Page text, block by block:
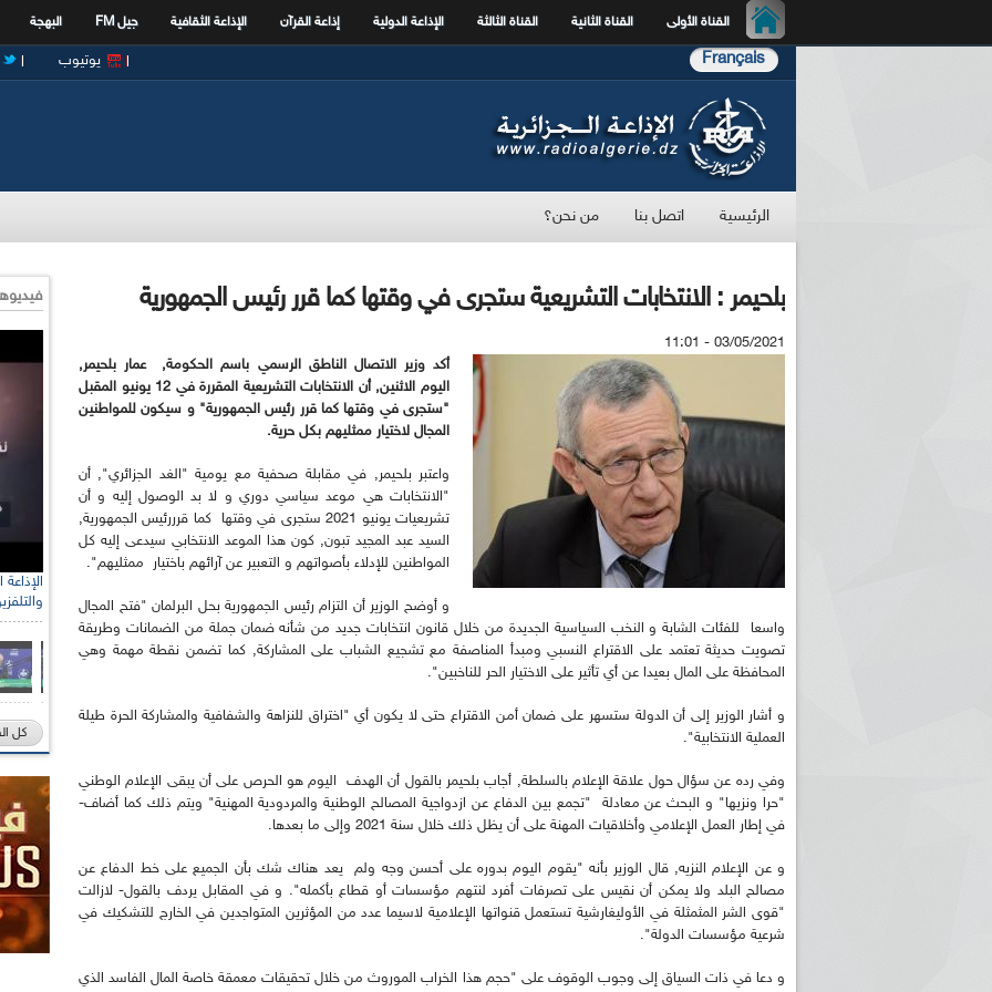
القناة الأولى القناة الثانية القناة الثالثة الإذاعة الدولية إذاعة القرآن الإذاعة الثقافية جيل FM البهجة
Français يوتيوب
الرئيسية اتصل بنا من نحن؟
بلحيمر : الانتخابات التشريعية ستجرى في وقتها كما قرر رئيس الجمهورية
03/05/2021 - 11:01
أكد وزير الاتصال الناطق الرسمي باسم الحكومة, عمار بلحيمر,
اليوم الاثنين, أن الانتخابات التشريعية المقررة في 12 يونيو المقبل
"ستجرى في وقتها كما قرر رئيس الجمهورية" و سيكون للمواطنين
المجال لاختيار ممثليهم بكل حرية.
واعتبر بلحيمر, في مقابلة صحفية مع يومية "الغد الجزائري", أن
"الانتخابات هي موعد سياسي دوري و لا بد الوصول إليه و أن
تشريعيات يونيو 2021 ستجرى في وقتها كما قرررئيس الجمهورية,
السيد عبد المجيد تبون, كون هذا الموعد الانتخابي سيدعى إليه كل
المواطنين للإدلاء بأصواتهم و التعبير عن آرائهم باختيار ممثليهم".
و أوضح الوزير أن التزام رئيس الجمهورية بحل البرلمان "فتح المجال
واسعا للفئات الشابة و النخب السياسية الجديدة من خلال قانون انتخابات جديد من شأنه ضمان جملة من الضمانات وطريقة
تصويت حديثة تعتمد على الاقتراع النسبي ومبدأ المناصفة مع تشجيع الشباب على المشاركة, كما تضمن نقطة مهمة وهي
المحافظة على المال بعيدا عن أي تأثير على الاختيار الحر للناخبين".
و أشار الوزير إلى أن الدولة ستسهر على ضمان أمن الاقتراع حتى لا يكون أي "اختراق للنزاهة والشفافية والمشاركة الحرة طيلة
العملية الانتخابية".
وفي رده عن سؤال حول علاقة الإعلام بالسلطة, أجاب بلحيمر بالقول أن الهدف اليوم هو الحرص على أن يبقى الإعلام الوطني
"حرا ونزيها" و البحث عن معادلة "تجمع بين الدفاع عن ازدواجية المصالح الوطنية والمردودية المهنية" ويتم ذلك كما أضاف-
في إطار العمل الإعلامي وأخلاقيات المهنة على أن يظل ذلك خلال سنة 2021 وإلى ما بعدها.
و عن الإعلام النزيه, قال الوزير بأنه "يقوم اليوم بدوره على أحسن وجه ولم يعد هناك شك بأن الجميع على خط الدفاع عن
مصالح البلد ولا يمكن أن نقيس على تصرفات أفرد لنتهم مؤسسات أو قطاع بأكمله". و في المقابل يردف بالقول- لازالت
"قوى الشر المثمثلة في الأوليغارشية تستعمل قنواتها الإعلامية لاسيما عدد من المؤثرين المتواجدين في الخارج للتشكيك في
شرعية مؤسسات الدولة".
و دعا في ذات السياق إلى وجوب الوقوف على "حجم هذا الخراب الموروث من خلال تحقيقات معمقة خاصة المال الفاسد الذي
كل